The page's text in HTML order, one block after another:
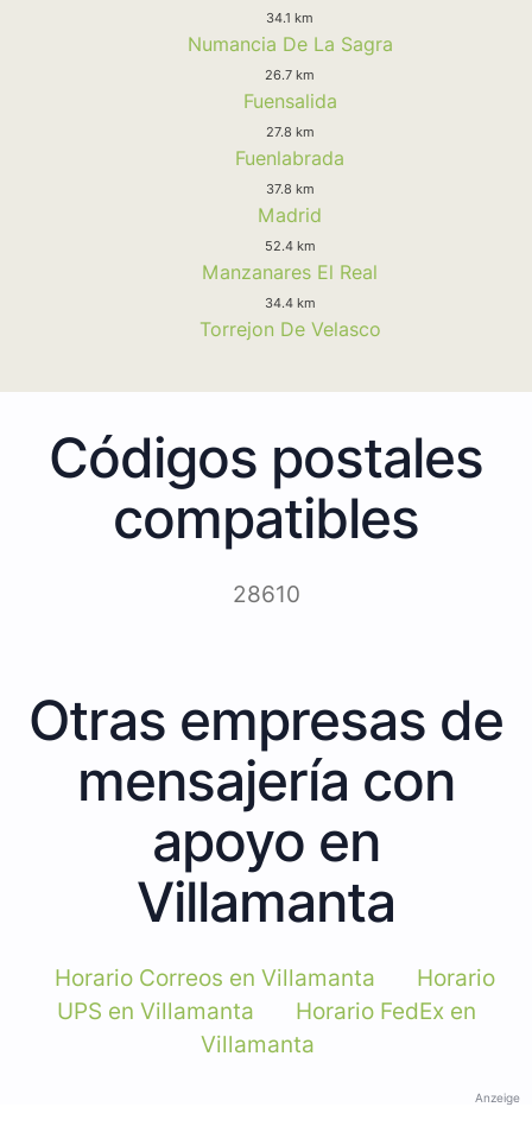
34.1 km
Numancia De La Sagra
26.7 km
Fuensalida
27.8 km
Fuenlabrada
37.8 km
Madrid
52.4 km
Manzanares El Real
34.4 km
Torrejon De Velasco
Códigos postales
compatibles
28610
Otras empresas de
mensajería con
apoyo en
Villamanta
Horario Correos en Villamanta
Horario
UPS en Villamanta
Horario FedEx en
Villamanta
Anzeige